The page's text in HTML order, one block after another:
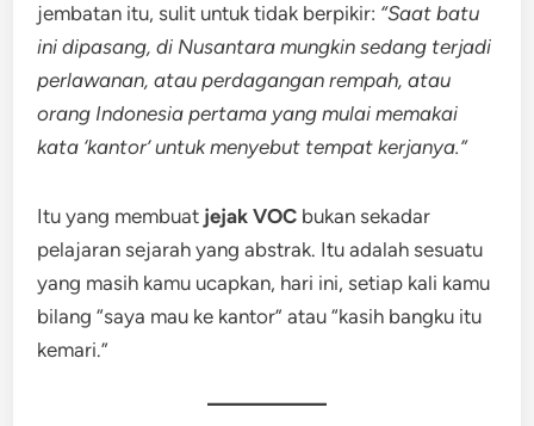
jembatan itu, sulit untuk tidak berpikir: “Saat batu
ini dipasang, di Nusantara mungkin sedang terjadi
perlawanan, atau perdagangan rempah, atau
orang Indonesia pertama yang mulai memakai
kata ‘kantor’ untuk menyebut tempat kerjanya.”
Itu yang membuat jejak VOC bukan sekadar
pelajaran sejarah yang abstrak. Itu adalah sesuatu
yang masih kamu ucapkan, hari ini, setiap kali kamu
bilang “saya mau ke kantor” atau “kasih bangku itu
kemari.”